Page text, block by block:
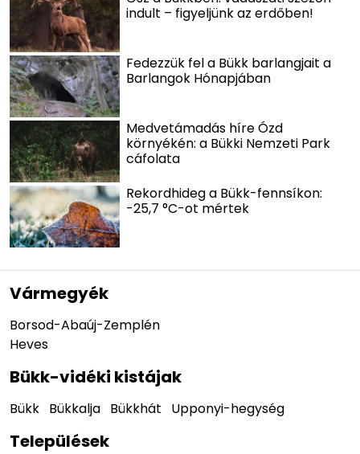
indult – figyeljünk az erdőben!
Fedezzük fel a Bükk barlangjait a
Barlangok Hónapjában
Medvetámadás híre Ózd
környékén: a Bükki Nemzeti Park
cáfolata
Rekordhideg a Bükk-fennsíkon:
-25,7 °C-ot mértek
Vármegyék
Borsod-Abaúj-Zemplén
Heves
Bükk-vidéki kistájak
Bükk Bükkalja Bükkhát Upponyi-hegység
Települések